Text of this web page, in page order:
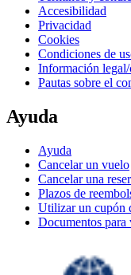
Accesibilidad
Privacidad
Cookies
Condiciones de
Información
Pautas sobre el
Ayuda
Ayuda
Cancelar un vuelo
Cancelar una
Plazos de
Utilizar un cupón
Documentos para